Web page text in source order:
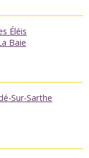
Éléis
Baie
Sur-Sarthe